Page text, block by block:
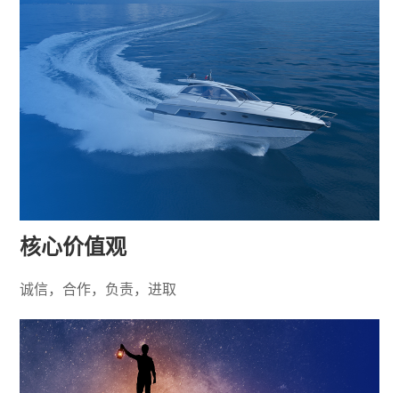
核心价值观
诚信，合作，负责，进取